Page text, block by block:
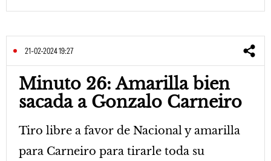
21-02-2024 19:27
Minuto 26: Amarilla bien
sacada a Gonzalo Carneiro
Tiro libre a favor de Nacional y amarilla
para Carneiro para tirarle toda su